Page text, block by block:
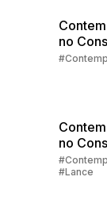
no
Parte 5:
no
Parte
de
#Lance